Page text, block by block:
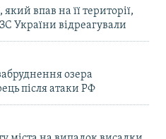
впав на її території,
України відреагували
озера
після атаки РФ